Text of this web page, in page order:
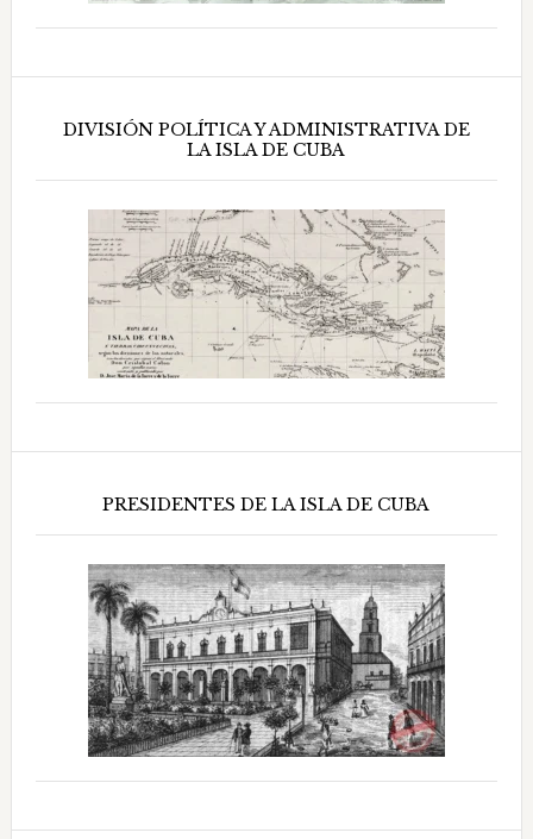
DIVISIÓN POLÍTICA Y ADMINISTRATIVA DE
LA ISLA DE CUBA
PRESIDENTES DE LA ISLA DE CUBA